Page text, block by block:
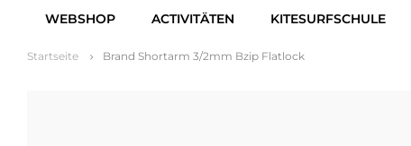
WEBSHOP ACTIVITÄTEN KITESURFSCHULE
Startseite Brand Shortarm 3/2mm Bzip Flatlock